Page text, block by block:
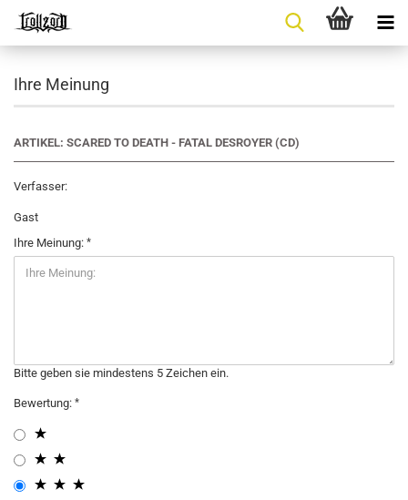
Ihre Meinung
ARTIKEL: SCARED TO DEATH - FATAL DESROYER (CD)
Verfasser:
Gast
Ihre Meinung:
Bitte geben sie mindestens 5 Zeichen ein.
Bewertung: